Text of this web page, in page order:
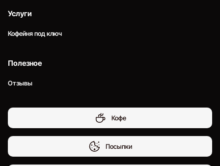
Услуги
Кофейня под ключ
Полезное
Отзывы
Кофе
Посыпки